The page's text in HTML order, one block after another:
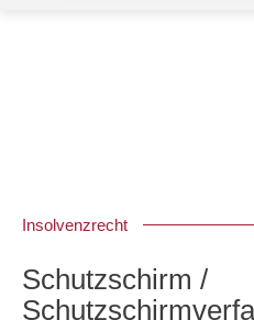
Insolvenzrecht
Schutzschirm /